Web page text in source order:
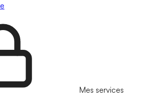
Mes services